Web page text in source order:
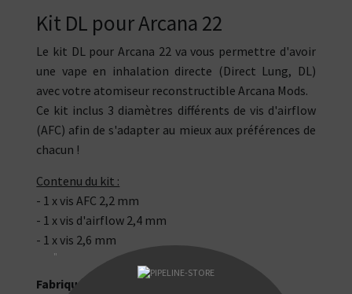
Kit DL pour Arcana 22
Le kit DL pour Arcana 22 va vous permettre d'avoir
une vape en inhalation directe (Direct Lung, DL)
avec votre atomiseur reconstructible Arcana Mods.
Ce kit inclus 3 diamètres différents de vis d'airflow
(AFC) afin de s'adapter au mieux aux préférences de
chacun !
Contenu du kit :
- 1 x vis AFC 2,2 mm
- 1 x vis d'airflow 2,4 mm
- 1 x vis 2,6 mm
Fabriqué par Arcana Mods.
"